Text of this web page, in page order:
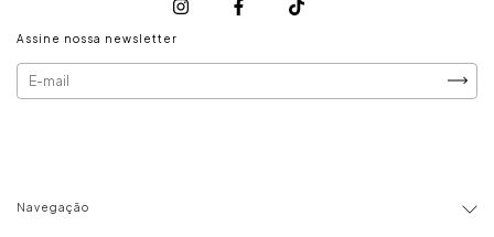
Assine nossa newsletter
Navegação